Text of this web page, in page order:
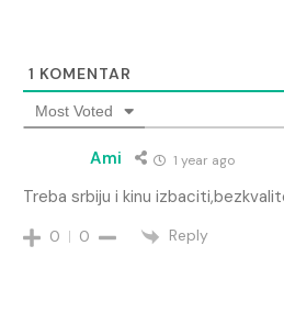
1 KOMENTAR
Most Voted
Ami 1 year ago
Treba srbiju i kinu
0 0 Reply